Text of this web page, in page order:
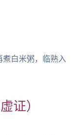
煮白米粥，临熟入
证）